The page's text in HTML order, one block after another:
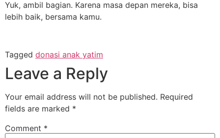
Yuk, ambil bagian. Karena masa depan mereka, bisa
lebih baik, bersama kamu.
Tagged donasi anak yatim
Leave a Reply
Your email address will not be published. Required
fields are marked *
Comment *